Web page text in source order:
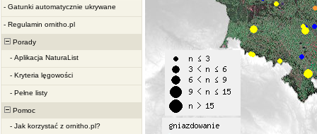
- Gatunki automatycznie ukrywane
- Regulamin ornitho.pl
Porady
- Aplikacja NaturaList
- Kryteria lęgowości
- Pełne listy
Pomoc
- Jak korzystać z ornitho.pl?